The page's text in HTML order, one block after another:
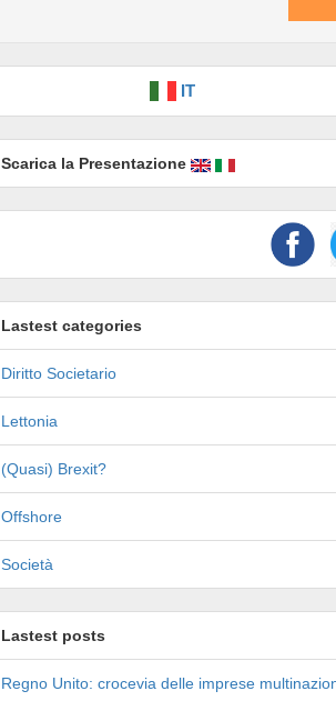
IT
Scarica la Presentazione
Lastest categories
Diritto Societario
Lettonia
(Quasi) Brexit?
Offshore
Società
Lastest posts
Regno Unito: crocevia delle imprese